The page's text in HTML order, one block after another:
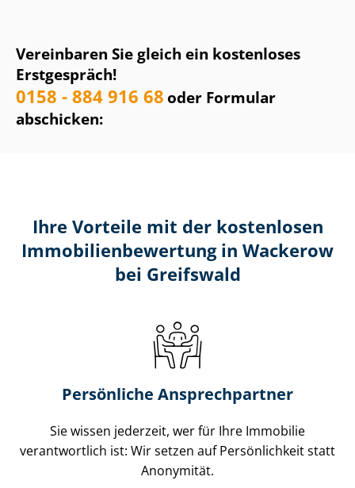
Vereinbaren Sie gleich ein kostenloses
Erstgespräch!
0158 - 884 916 68oder Formular
abschicken:
Ihre Vorteile mit der kostenlosen
Im­mo­bi­li­en­be­wer­tung in Wackerow
bei Greifswald
Persönliche Ansprechpartner
Sie wissen jederzeit, wer für Ihre Immobilie
verantwortlich ist: Wir setzen auf Persönlichkeit statt
Anonymität.